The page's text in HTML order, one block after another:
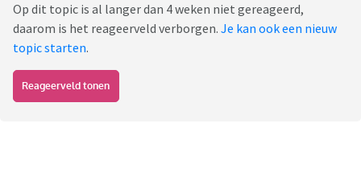
Op dit topic is al langer dan 4 weken niet gereageerd,
daarom is het reageerveld verborgen. Je kan ook een nieuw
topic starten.
Reageerveld tonen